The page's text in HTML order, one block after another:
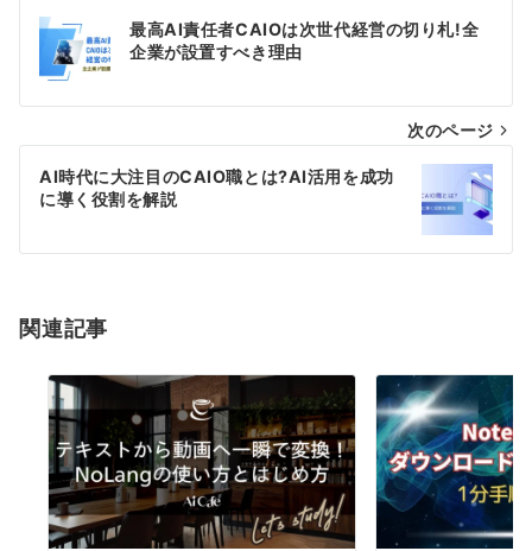
投
ナ
ビ
ゲ
シ
ン
最高AI責任者CAIOは次世代経営の切り札!全
企業が設置すべき理由
次のページ
AI時代に大注目のCAIO職とは?AI活用を成功
に導く役割を解説
関連記事